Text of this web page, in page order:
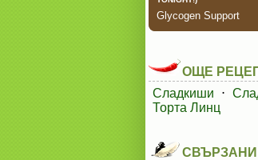
ОЩЕ
Сладкиши
⋅
Торта Линц
СВЪРЗАНИ